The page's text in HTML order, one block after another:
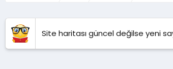
Site haritası güncel değilse yeni